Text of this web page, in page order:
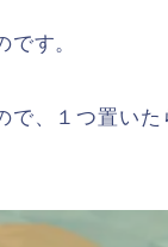
す。
、１つ置い